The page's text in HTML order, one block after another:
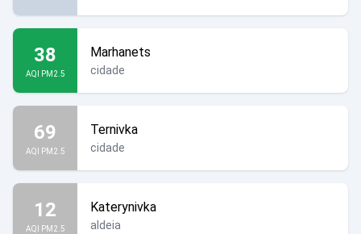
38
AQI PM2.5
Marhanets
cidade
69
AQI PM2.5
Ternivka
cidade
12
AQI PM2.5
Katerynivka
aldeia